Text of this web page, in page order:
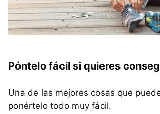
Póntelo fácil si quieres
Una de las mejores cosas que
ponértelo todo muy fácil.